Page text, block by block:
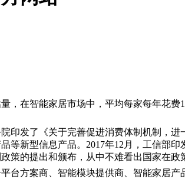
在智能家居市场中，平均每家每年花
印发了《关于完善促进消费体制机制，
新型信息产品。2017年12月，工信部印
的提出和颁布，从中不难看出国家在政
台方案商、智能模块提供商、智能家居